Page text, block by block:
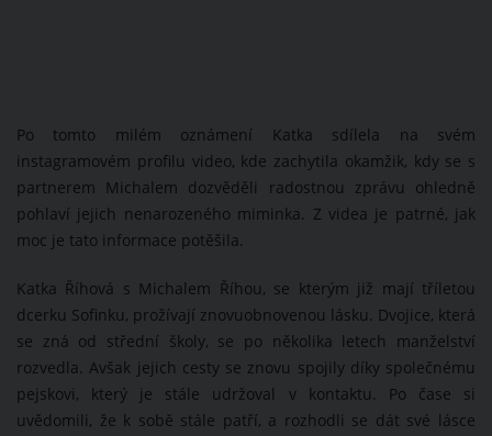
Po tomto milém oznámení Katka sdílela na svém
instagramovém profilu video, kde zachytila okamžik, kdy se s
partnerem Michalem dozvěděli radostnou zprávu ohledně
pohlaví jejich nenarozeného miminka. Z videa je patrné, jak
moc je tato informace potěšila.
Katka Říhová s Michalem Říhou, se kterým již mají tříletou
dcerku Sofinku, prožívají znovuobnovenou lásku. Dvojice, která
se zná od střední školy, se po několika letech manželství
rozvedla. Avšak jejich cesty se znovu spojily díky společnému
pejskovi, který je stále udržoval v kontaktu. Po čase si
uvědomili, že k sobě stále patří, a rozhodli se dát své lásce